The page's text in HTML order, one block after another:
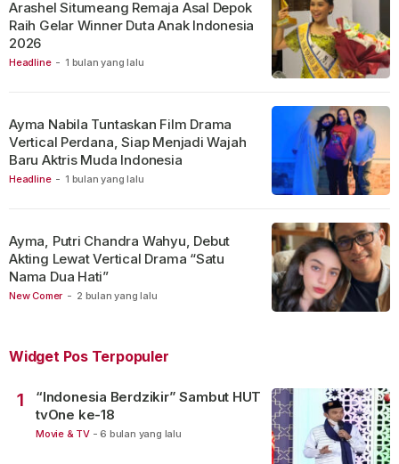
Headline - 1 bulan yang lalu
Arashel Situmeang Remaja Asal Depok
Raih Gelar Winner Duta Anak Indonesia
2026
Headline - 1 bulan yang lalu
Ayma Nabila Tuntaskan Film Drama
Vertical Perdana, Siap Menjadi Wajah
Baru Aktris Muda Indonesia
New Comer - 2 bulan yang lalu
Ayma, Putri Chandra Wahyu, Debut
Akting Lewat Vertical Drama “Satu
Nama Dua Hati”
Widget Pos Terpopuler
1
“Indonesia Berdzikir” Sambut HUT
tvOne ke-18
Movie & TV - 6 bulan yang lalu